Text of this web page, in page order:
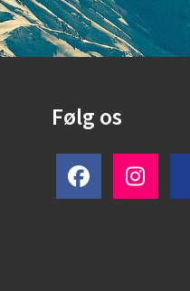
Følg os